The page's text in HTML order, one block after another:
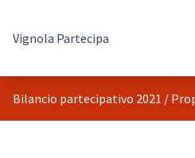
Vignola Partecipa
Bilancio partecipativo 2021 /